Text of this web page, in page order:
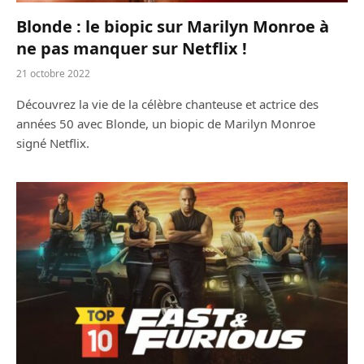
Blonde : le biopic sur Marilyn Monroe à
ne pas manquer sur Netflix !
21 octobre 2022
Découvrez la vie de la célèbre chanteuse et actrice des
années 50 avec Blonde, un biopic de Marilyn Monroe
signé Netflix.